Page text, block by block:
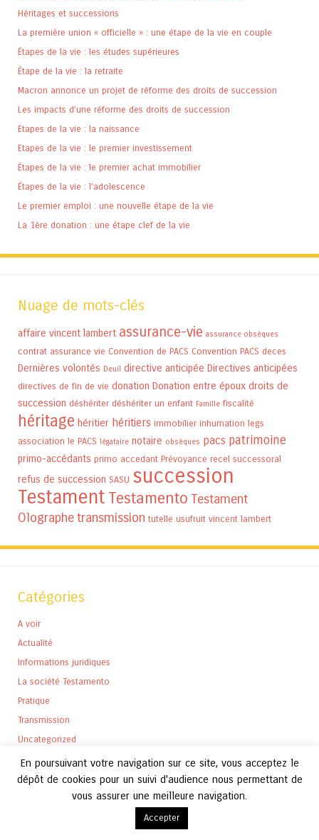
Héritages et successions
La première union « officielle » : une étape de la vie en couple
Étapes de la vie : les études supérieures
Étape de la vie : la retraite
Macron annonce un projet de réforme des droits de succession
Les impacts d’une réforme des droits de succession
Etapes de la vie : la naissance
Etapes de la vie : le premier investissement
Étapes de la vie : le premier achat immobilier
Étapes de la vie : l’adolescence
Le premier emploi : une nouvelle étape de la vie
La 1ère donation : une étape clef de la vie
Nuage de mots-clés
affaire vincent lambert assurance-vie assurance obsèques
contrat assurance vie Convention de PACS Convention PACS deces
Dernières volontés Deuil directive anticipée Directives anticipées
directives de fin de vie donation Donation entre époux droits de
succession déshériter déshériter un enfant Famille fiscalité
héritage héritier héritiers immobilier inhumation legs
association le PACS légataire notaire obsèques pacs patrimoine
primo-accédants primo accedant Prévoyance recel successoral
refus de succession SASU succession
Testament Testamento Testament
Olographetransmission tutelle usufruit vincent lambert
Catégories
A voir
Actualité
Informations juridiques
La société Testamento
Pratique
Transmission
Uncategorized
En poursuivant votre navigation sur ce site, vous acceptez le
dépôt de cookies pour un suivi d'audience nous permettant de
vous assurer une meilleure navigation.
Accepter